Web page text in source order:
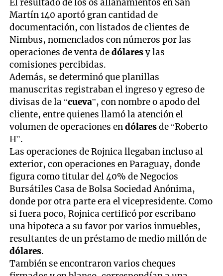
El resultado de los os allanamientos en San
Martín 140 aportó gran cantidad de
documentación, con listados de clientes de
Nimbus, nomenclados con números por las
operaciones de venta dedólaresy las
comisiones percibidas.
Además, se determinó que planillas
manuscritas registraban el ingreso y egreso de
divisas de la “cueva”, con nombre o apodo del
cliente, entre quienes llamó la atención el
volumen de operaciones endólaresde “Roberto
H”.
Las operaciones de Rojnica llegaban incluso al
exterior, con operaciones en Paraguay, donde
figura como titular del 40% de Negocios
Bursátiles Casa de Bolsa Sociedad Anónima,
donde por otra parte era el vicepresidente. Como
si fuera poco, Rojnica certificó por escribano
una hipoteca a su favor por varios inmuebles,
resultantes de un préstamo de medio millón de
dólares.
También se encontraron varios cheques